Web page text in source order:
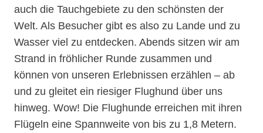
auch die Tauchgebiete zu den schönsten der
Welt. Als Besucher gibt es also zu Lande und zu
Wasser viel zu entdecken. Abends sitzen wir am
Strand in fröhlicher Runde zusammen und
können von unseren Erlebnissen erzählen – ab
und zu gleitet ein riesiger Flughund über uns
hinweg. Wow! Die Flughunde erreichen mit ihren
Flügeln eine Spannweite von bis zu 1,8 Metern.